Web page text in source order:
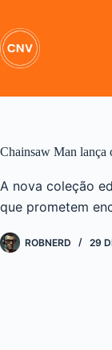
o
conteúdo
Chainsaw Man lança
A nova coleção
que prometem
ROBNERD 29